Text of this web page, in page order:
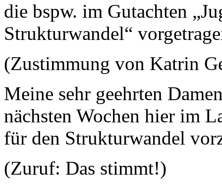
die bspw. im Gutachten
Strukturwandel“
(Zustimmung von Katrin
Meine sehr geehrten
nächsten Wochen hier im
für den Strukturwandel
(Zuruf: Das stimmt!)